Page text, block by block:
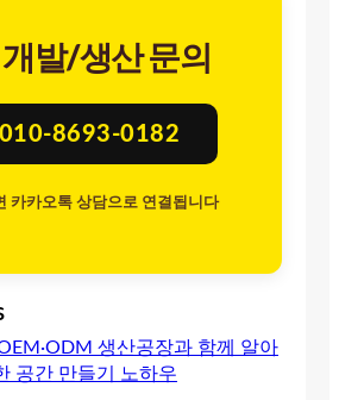
발/생산 문의
010-8693-0182
카카오톡 상담으로 연결됩니다
생산공장과 함께 알아
공간 만들기 노하우